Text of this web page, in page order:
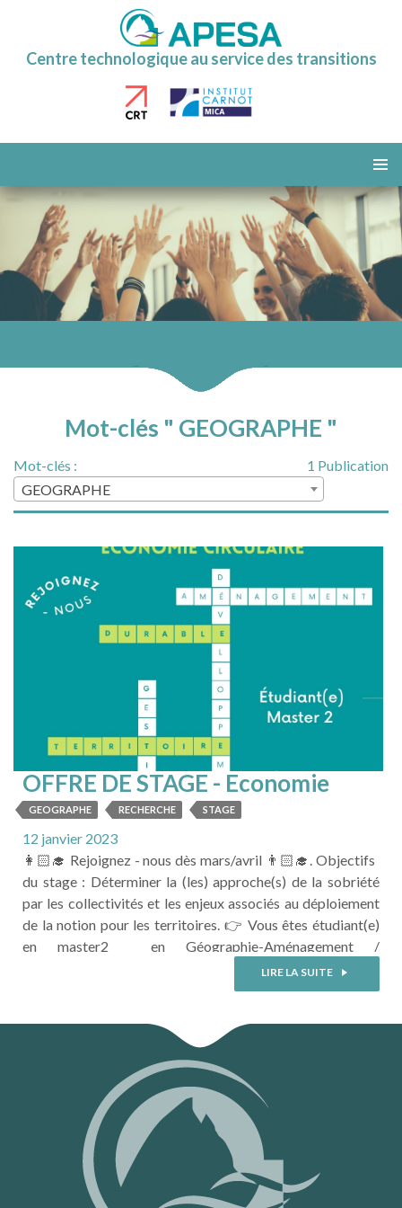
Centre technologique au service des transitions
MENU
AU
CONTENU
Mot-clés " GEOGRAPHE "
1 Publication
Mot-clés :
GEOGRAPHE
OFFRE DE STAGE - Economie
Circulaire
GEOGRAPHE RECHERCHE STAGE
12 janvier 2023
👩🏻‍🎓 Rejoignez - nous dès mars/avril 👨🏻‍🎓. Objectifs
du stage : Déterminer la (les) approche(s) de la sobriété
par les collectivités et les enjeux associés au déploiement
de la notion pour les territoires. 👉 Vous êtes étudiant(e)
en master2 en Géographie-Aménagement /
Développement durable / gestion territoriale ? 👉 Vous
êtes initié aux enjeux de l’économie circulaire, des
LIRE LA SUITE
LIRE LA SUITE